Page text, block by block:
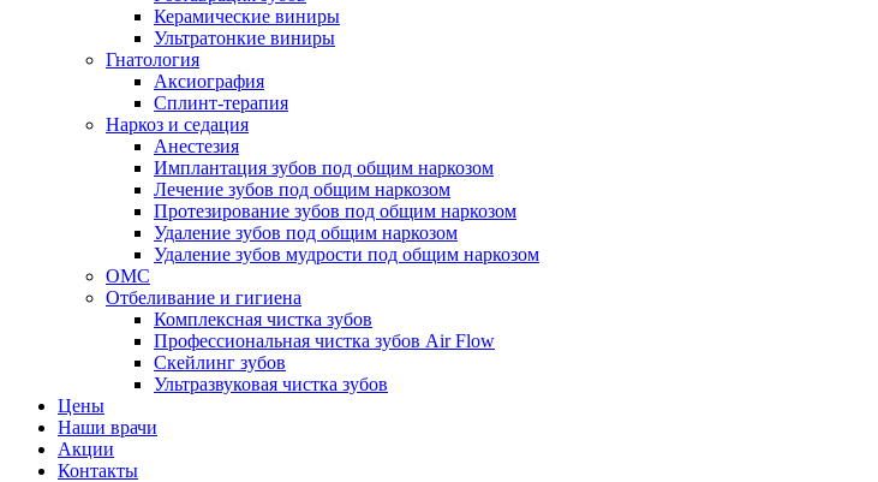
Керамические виниры
Ультратонкие виниры
Гнатология
Аксиография
Сплинт-терапия
Наркоз и седация
Анестезия
Имплантация зубов под общим наркозом
Лечение зубов под общим наркозом
Протезирование зубов под общим наркозом
Удаление зубов под общим наркозом
Удаление зубов мудрости под общим наркозом
ОМС
Отбеливание и гигиена
Комплексная чистка зубов
Профессиональная чистка зубов Air Flow
Скейлинг зубов
Ультразвуковая чистка зубов
Цены
Наши врачи
Акции
Контакты